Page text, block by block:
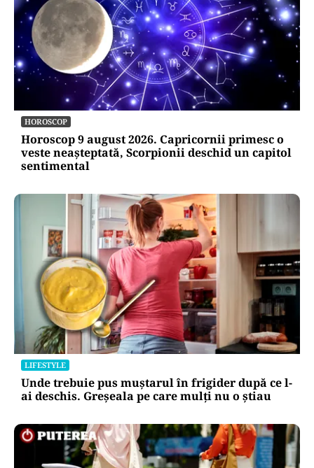
HOROSCOP
Horoscop 9 august 2026. Capricornii primesc o
veste neașteptată, Scorpionii deschid un capitol
sentimental
LIFESTYLE
Unde trebuie pus muștarul în frigider după ce l-
ai deschis. Greșeala pe care mulți nu o știau